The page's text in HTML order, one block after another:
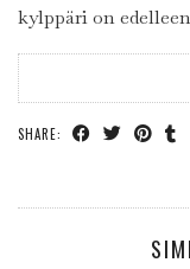
kylppäri on
SHARE: